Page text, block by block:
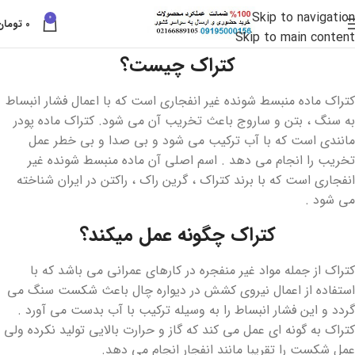
Skip to navigation
Skip to main content
0
0
کتراک چیست؟
کتراک ماده منبسط شونده غیر انفجاری است که با اعمال فشار انبساط
به سنگ ، بتن و ساروج باعث تخریب آن می شود. کتراک ماده پودر
مانندی است که با آب ترکیب می شود و بی صدا و بی خطر عمل
تخریب را انجام می دهد . اسم اصلی آن ماده منبسط شونده غیر
انفجاری است که با برند کتراک ، گرین راک ، راکتن در ایران شناخته
می شود .
کتراک چگونه عمل میکند؟
کتراک از جمله مواد غیر منفجره در کارهای عمرانی می باشد که با
استفاده از اعمال نیروی کشش در دیواره چال باعث شکست سنگ می
گردد و این فشار انبساط را به وسیله ترکیب با آب بدست می آورد .
کتراک به گونه ای عمل می کند که گاز و حرارت بالایی تولید نکرده ولی
عمل شکست را تقریبا مانند انفجار انجام می دهد.